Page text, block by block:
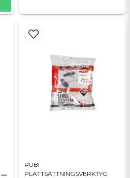
Rubi Delta klips 0,5mm 3-12mm
RUBI
PLATTSÄTTNINGSVERKTYG
När installationen är
genom stötar (spark eller
på remsorna i fogens
fråga